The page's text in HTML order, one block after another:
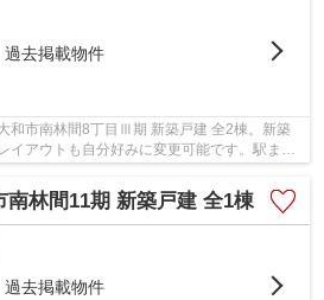
過去掲載物件
和市南林間8丁目Ⅲ期 新築戸建 全2棟。新築
イアウトも自分好みに変更可能です。駅まで
南林間11期 新築戸建 全1棟
過去掲載物件